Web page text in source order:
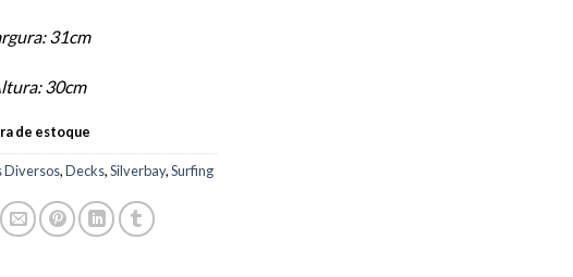
31cm
30cm
de estoque
Diversos,Decks,Silverbay,Surfing